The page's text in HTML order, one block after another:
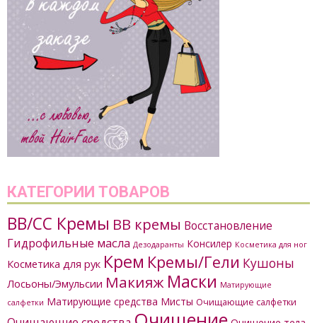
КАТЕГОРИИ ТОВАРОВ
BB/CC Кремы BB кремы Восстановление
Гидрофильные масла Дезодаранты Консилер Косметика для ног
Косметика для рук Крем Кремы/Гели Кушоны
Лосьоны/Эмульсии Макияж Маски Матирующие
салфетки Матирующие средства Мисты Очищающие салфетки